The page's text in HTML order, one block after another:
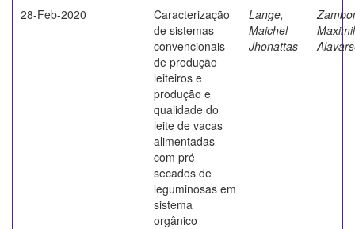
28-Feb-2020
Caracterização
de sistemas
convencionais
de produção
leiteiros e
produção e
qualidade do
leite de vacas
alimentadas
com pré
secados de
leguminosas em
sistema
orgânico
Lange,
Maichel
Jhonattas